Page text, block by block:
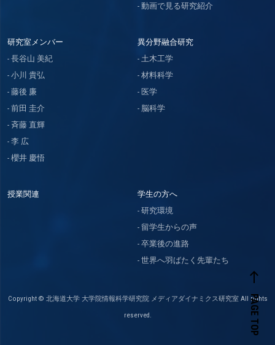
west
PAGE TOP
動画で見る研究紹介
研究室メンバー
長谷山 美紀
小川 貴弘
藤後 廉
前田 圭介
斉藤 直輝
李 広
櫻井 慶悟
異分野融合研究
土木工学
材料科学
医学
脳科学
授業関連
学生の方へ
研究環境
留学生からの声
卒業後の進路
世界へ羽ばたく先輩たち
Copyright © 北海道大学 大学院情報科学研究院 メディアダイナミクス研究室 All rights
reserved.